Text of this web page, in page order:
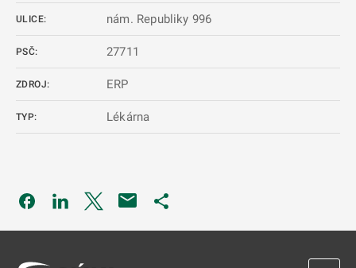
ULICE: nám. Republiky 996
PSČ: 27711
ZDROJ: ERP
TYP: Lékárna
Odkaz se otevře na nové kartě
Odkaz se otevře na nové kartě
Odkaz se otevře na nové kartě